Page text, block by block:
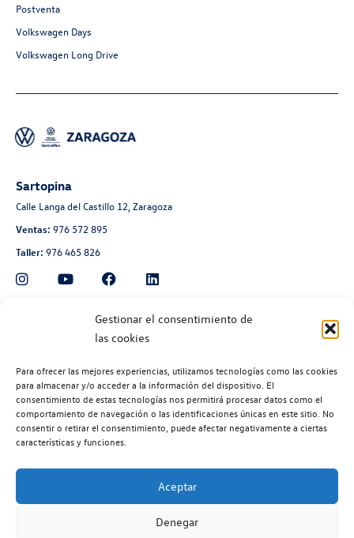
Gestionar el consentimiento de
las cookies
Para ofrecer las mejores experiencias, utilizamos tecnologías como las cookies
para almacenar y/o acceder a la información del dispositivo. El
consentimiento de estas tecnologías nos permitirá procesar datos como el
comportamiento de navegación o las identificaciones únicas en este sitio. No
consentir o retirar el consentimiento, puede afectar negativamente a ciertas
características y funciones.
Aceptar
Denegar
Postventa
Volkswagen Days
Volkswagen Long Drive
Sartopina
Calle Langa del Castillo 12, Zaragoza
Ventas: 976 572 895
Taller: 976 465 826
Automoción Aragonesa
Avenida de Navarra 135, Zaragoza
Taller:976 300 563
Recambios:976 300 564
©2026 | Volkswagen Zaragoza| Aviso legal |Política de privacidad |
Política de cookies |Código ético |